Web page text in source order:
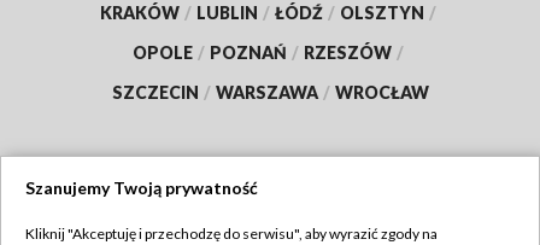
KRAKÓW / LUBLIN / ŁÓDŹ / OLSZTYN /
OPOLE / POZNAŃ / RZESZÓW /
SZCZECIN / WARSZAWA / WROCŁAW
Szanujemy Twoją prywatność
Kliknij "Akceptuję i przechodzę do serwisu", aby wyrazić zgody na